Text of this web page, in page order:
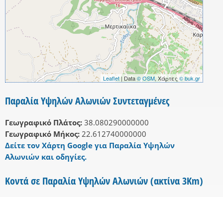
Leaflet | Data© OSM, Χάρτες© buk.gr
Παραλία Υψηλών Αλωνιών Συντεταγμένες
Γεωγραφικό Πλάτος: 38.080290000000
Γεωγραφικό Μήκος: 22.612740000000
Δείτε τον Χάρτη Google για Παραλία Υψηλών
Αλωνιών και οδηγίες.
Κοντά σε Παραλία Υψηλών Αλωνιών (ακτίνα 3Km)